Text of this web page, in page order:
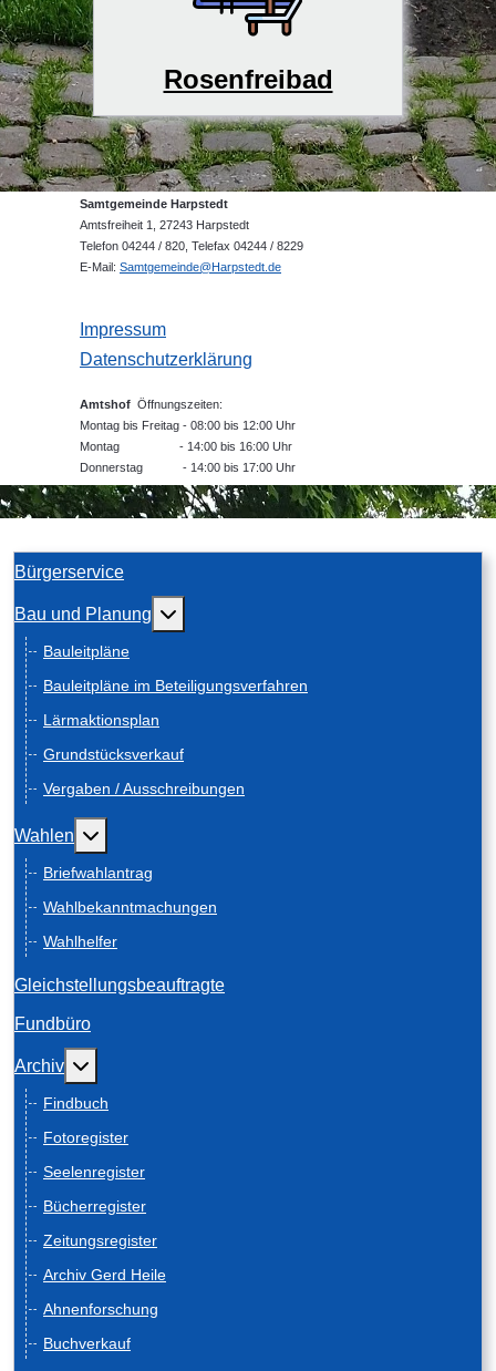
Rosenfreibad
Samtgemeinde Harpstedt
Amtsfreiheit 1, 27243 Harpstedt
Telefon 04244 / 820, Telefax 04244 / 8229
E-Mail: Samtgemeinde@Harpstedt.de
Impressum
Datenschutzerklärung
Amtshof Öffnungszeiten:
Montag bis Freitag - 08:00 bis 12:00 Uhr
Montag - 14:00 bis 16:00 Uhr
Donnerstag - 14:00 bis 17:00 Uhr
Bürgerservice
Bau und Planung Weitere Informationen: Bau und Planung
Bauleitpläne
Bauleitpläne im Beteiligungsverfahren
Lärmaktionsplan
Grundstücksverkauf
Vergaben / Ausschreibungen
Wahlen Weitere Informationen: Wahlen
Briefwahlantrag
Wahlbekanntmachungen
Wahlhelfer
Gleichstellungsbeauftragte
Fundbüro
Archiv Weitere Informationen: Archiv
Findbuch
Fotoregister
Seelenregister
Bücherregister
Zeitungsregister
Archiv Gerd Heile
Ahnenforschung
Buchverkauf